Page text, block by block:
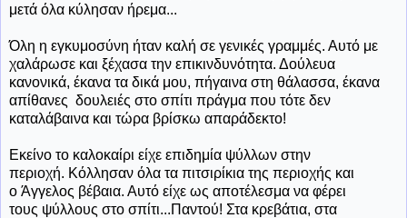
μετά όλα κύλησαν ήρεμα...
Όλη η εγκυμοσύνη ήταν καλή σε γενικές γραμμές. Αυτό με
χαλάρωσε και ξέχασα την επικινδυνότητα. Δούλευα
κανονικά, έκανα τα δικά μου, πήγαινα στη θάλασσα, έκανα
απίθανες δουλειές στο σπίτι πράγμα που τότε δεν
καταλάβαινα και τώρα βρίσκω απαράδεκτο!
Εκείνο το καλοκαίρι είχε επιδημία ψύλλων στην
περιοχή. Κόλλησαν όλα τα πιτσιρίκια της περιοχής και
ο Άγγελος βέβαια. Αυτό είχε ως αποτέλεσμα να φέρει
τους ψύλλους στο σπίτι...Παντού! Στα κρεβάτια, στα